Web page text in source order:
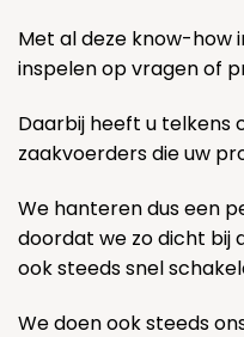
Met al deze know-how
inspelen op vragen of
Daarbij heeft u telkens
zaakvoerders die uw
We hanteren dus een
doordat we zo dicht bij
ook steeds snel
We doen ook steeds